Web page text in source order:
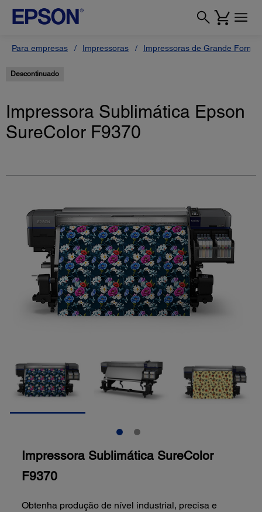
Para empresas Impressoras Impressoras de Grande
Descontinuado
Impressora Sublimática Epson
SureColor F9370
Impressora Sublimática SureColor
F9370
Obtenha produção de nível industrial, precisa e